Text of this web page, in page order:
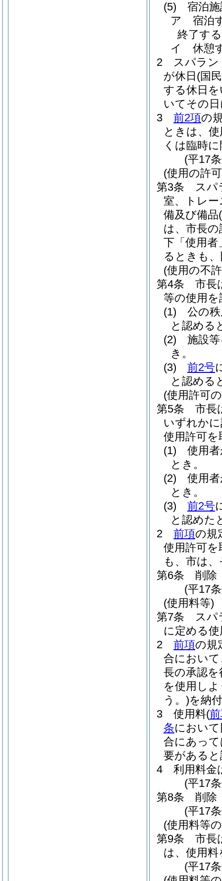
(5)
宿泊
ア
宿泊
終了す
イ
休憩
2
スパラン
が休日 (国
する休日
いてその
3
前2項の
ときは、
くは臨時
(平17
(使用の許
第3条
スパ
室、トレ
備及び備品
は、市長
下「使用
るときも
(使用の不
第4条
市長
等の使用
(1)
公の
と認める
(2)
施設
き。
(3)
前2号
と認める
(使用許可
第5条
市長
いずれか
使用許可
(1)
使用
とき。
(2)
使用
とき。
(3)
前2号
と認めた
2
前項の規
使用許可
も、市は
第6条
削除
(平17
(使用料等)
第7条
スパ
に定める
2
前項の規
合において
長の承認
を使用し
う。)を納
3
使用料(
条におい
合にあっ
要がある
4
利用料金
(平17
第8条
削除
(平17
(使用料等
第9条
市長
は、使用
(平17